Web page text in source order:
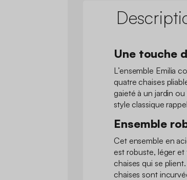
Une touche
L’ensemble Emilia
quatre chaises
gaieté à un jardin
style classique
Ensemble
Cet ensemble en
est robuste, léger et
chaises qui se
chaises sont